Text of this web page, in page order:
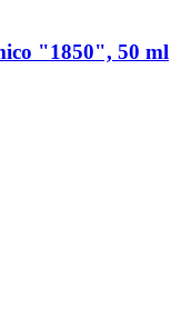
"1850", 50 ml